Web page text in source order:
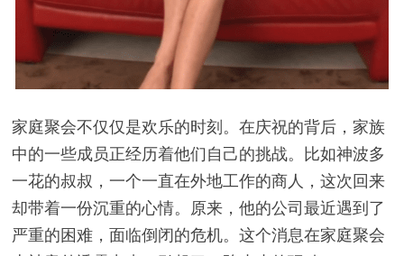
家庭聚会不仅仅是欢乐的时刻。在庆祝的背后，家族
中的一些成员正经历着他们自己的挑战。比如神波多
一花的叔叔，一个一直在外地工作的商人，这次回来
却带着一份沉重的心情。原来，他的公司最近遇到了
严重的困难，面临倒闭的危机。这个消息在家庭聚会